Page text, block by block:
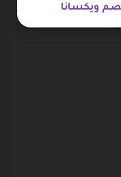
شراء الأجهزة من
ويكسانا